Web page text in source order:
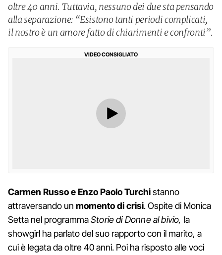
oltre 40 anni. Tuttavia, nessuno dei due sta pensando
alla separazione: “Esistono tanti periodi complicati,
il nostro è un amore fatto di chiarimenti e confronti”.
VIDEO CONSIGLIATO
Carmen Russo e Enzo Paolo Turchistanno
attraversando un momento di crisi. Ospite di Monica
Setta nel programmaStorie di Donne al bivio, la
showgirl ha parlato del suo rapporto con il marito, a
cui è legata da oltre 40 anni. Poi ha risposto alle voci